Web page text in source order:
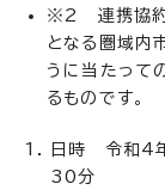
※2 連携協約
となる圏域内
うに当たって
るものです。
日時 令和4
30分